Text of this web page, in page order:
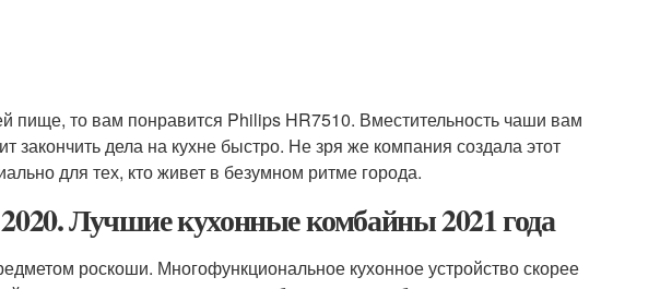
пище, то вам понравится Philips HR7510. Вместительность чаши вам
закончить дела на кухне быстро. Не зря же компания создала этот
для тех, кто живет в безумном ритме города.
Лучшие кухонные комбайны 2021 года
роскоши. Многофункциональное кухонное устройство скорее